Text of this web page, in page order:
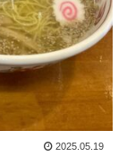
2025.05.19